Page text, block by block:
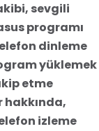
sevgili
programı
dinleme
yüklemek
etme
hakkında,
izleme